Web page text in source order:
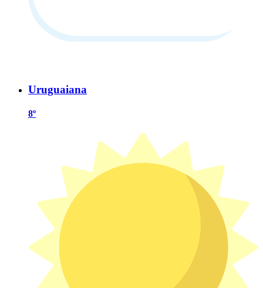
Uruguaiana
8º